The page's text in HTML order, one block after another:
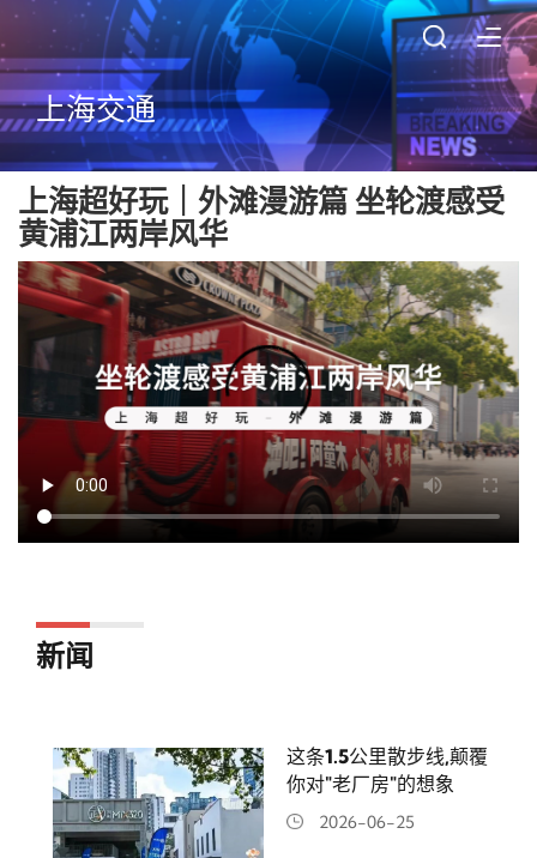
上海交通
上海超好玩｜外滩漫游篇 坐轮渡感受
黄浦江两岸风华
新闻
这条1.5公里散步线,颠覆
你对"老厂房"的想象
2026-06-25